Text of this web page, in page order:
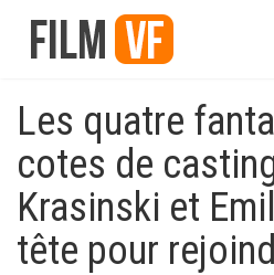
Les quatre
cotes de
Krasinski et
tête pour